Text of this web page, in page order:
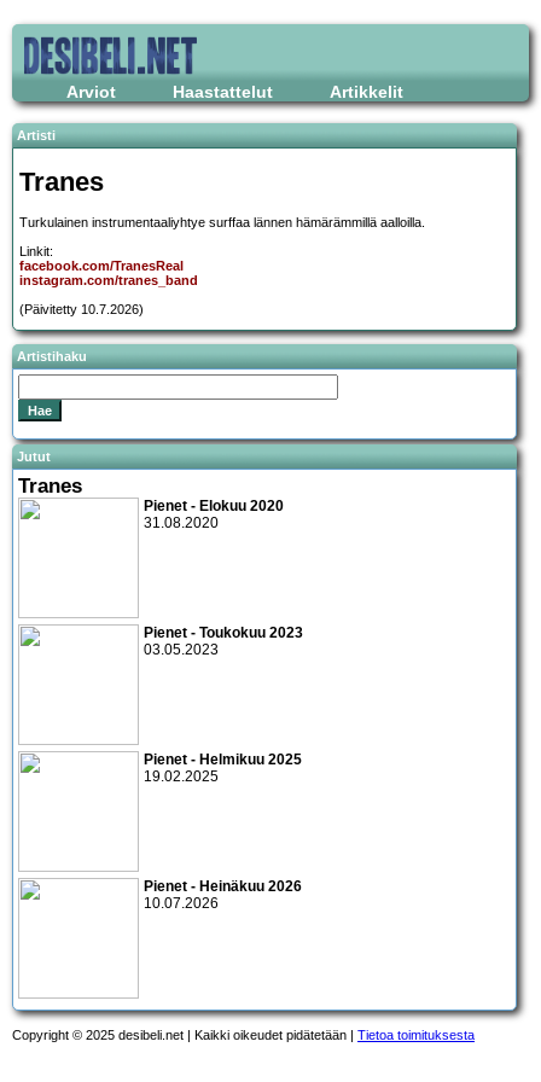
Arviot Haastattelut Artikkelit
Artisti
Tranes
Turkulainen instrumentaaliyhtye surffaa lännen hämärämmillä aalloilla.
Linkit:
facebook.com/TranesReal
instagram.com/tranes_band
(Päivitetty 10.7.2026)
Artistihaku
Jutut
Tranes
Pienet - Elokuu 2020
31.08.2020
Pienet - Toukokuu 2023
03.05.2023
Pienet - Helmikuu 2025
19.02.2025
Pienet - Heinäkuu 2026
10.07.2026
Copyright © 2025 desibeli.net | Kaikki oikeudet pidätetään | Tietoa toimituksesta